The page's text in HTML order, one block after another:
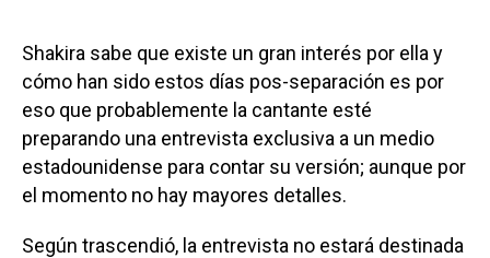
Shakira sabe que existe un gran interés por ella y
cómo han sido estos días pos-separación es por
eso que probablemente la cantante esté
preparando una entrevista exclusiva a un medio
estadounidense para contar su versión; aunque por
el momento no hay mayores detalles.
Según trascendió, la entrevista no estará destinada